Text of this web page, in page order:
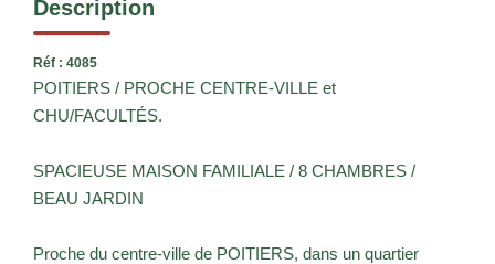
Description
Réf : 4085
POITIERS / PROCHE CENTRE-VILLE et
CHU/FACULTÉS.
SPACIEUSE MAISON FAMILIALE / 8 CHAMBRES /
BEAU JARDIN
Proche du centre-ville de POITIERS, dans un quartier